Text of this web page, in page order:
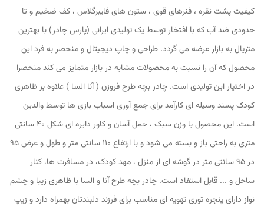
کیفیت پشت نقره ، فنرهای قوی ، ستون های فایبرگلاس ، کف ضخیم و تا
حدودی ضد آب که با افتخار توسط یک تولیدی ایرانی (پارس چادر) با بهترین
متریال به بازار عرضه می گردد. طراحی و چاپ دیجیتال و منحصر به فرد این
محصول که آن را نسبت به محصولات مشابه در بازار متمایز می کند منحصرا
در اختیار این تولیدی است. چادر بچه طرح فروزن ( آنا السا ) علاوه بر ظاهری
کودک پسند وسیله ای کارآمد برای جمع آوری اسباب بازی ها توسط والدین
است. این محصول با وزن سبک ، حمل آسان و کاور دایره ای شکل 40 سانتی
متری به راحتی باز و بسته می شود و با ارتفاع 110 سانتی متر و طول و عرض 95
در 95 سانتی متر در گوشه ای از منزل ، مهد کودک، در مسافرت ها، کنار
ساحل و ... قابل استفاد است. چادر بچه طرح آنا و السا با ظاهری زیبا و چشم
نواز دارای پنجره توری تهویه ای مناسب برای فرزند دلبندتان بهمراه دارد و زیپ